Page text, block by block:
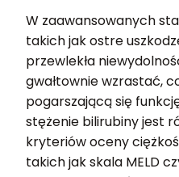
W zaawansowanych
takich jak ostre
przewlekła
gwałtownie wzrastać,
pogarszającą się
stężenie bilirubiny jest
kryteriów oceny
takich jak skala MELD